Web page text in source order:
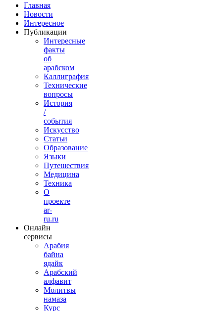
Главная
Новости
Интересное
Публикации
Интересные
факты
об
арабском
Каллиграфия
Технические
вопросы
История
/
события
Искусство
Статьи
Образование
Языки
Путешествия
Медицина
Техника
О
проекте
ar-
ru.ru
Онлайн
сервисы
Арабия
байна
ядайк
Арабский
алфавит
Молитвы
намаза
Курс